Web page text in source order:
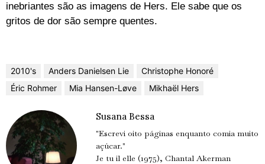
inebriantes são as imagens de Hers. Ele sabe que os
gritos de dor são sempre quentes.
2010's Anders Danielsen Lie
Christophe Honoré
Éric Rohmer
Mia Hansen-Løve Mikhaël Hers
Susana Bessa
"Escrevi oito páginas enquanto comia muito
açúcar."
Je tu il elle (1975), Chantal Akerman